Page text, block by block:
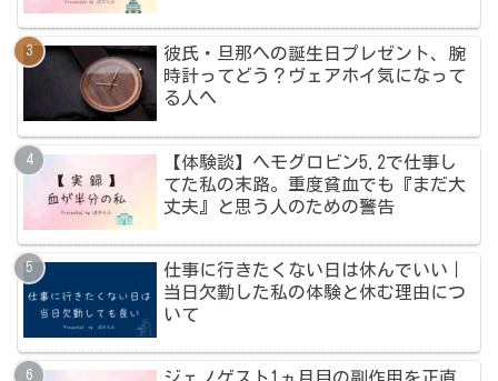
彼氏・旦那への誕生日プレゼント、腕
時計ってどう？ヴェアホイ気になって
る人へ
【体験談】ヘモグロビン5.2で仕事し
てた私の末路。重度貧血でも『まだ大
丈夫』と思う人のための警告
仕事に行きたくない日は休んでいい｜
当日欠勤した私の体験と休む理由につ
いて